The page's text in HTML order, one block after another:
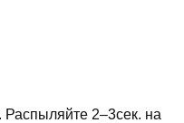
Распыляйте 2–3сек. на